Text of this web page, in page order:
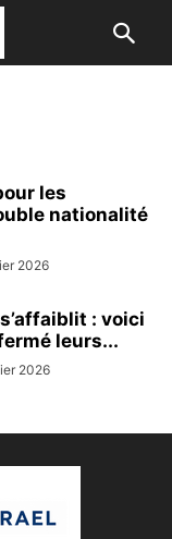
les
nationalité
2026
: voici
leurs...
2026